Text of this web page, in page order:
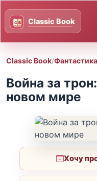
Classic Book/Фантастика
Война за
новом мире
Хочу